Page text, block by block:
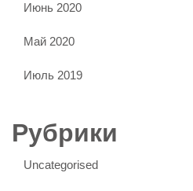
Июнь 2020
Май 2020
Июль 2019
Рубрики
Uncategorised